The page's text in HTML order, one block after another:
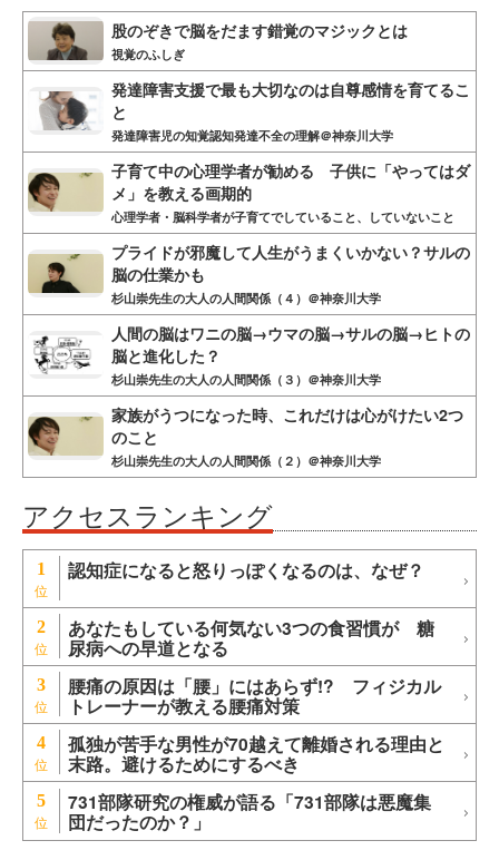
股のぞきで脳をだます錯覚のマジックとは
視覚のふしぎ
発達障害支援で最も大切なのは自尊感情を育てるこ
と
発達障害児の知覚認知発達不全の理解＠神奈川大学
子育て中の心理学者が勧める 子供に「やってはダ
メ」を教える画期的
心理学者・脳科学者が子育てでしていること、していないこと
プライドが邪魔して人生がうまくいかない？サルの
脳の仕業かも
杉山崇先生の大人の人間関係（４）＠神奈川大学
人間の脳はワニの脳→ウマの脳→サルの脳→ヒトの
脳と進化した？
杉山崇先生の大人の人間関係（３）＠神奈川大学
家族がうつになった時、これだけは心がけたい2つ
のこと
杉山崇先生の大人の人間関係（２）＠神奈川大学
アクセスランキング
1 認知症になると怒りっぽくなるのは、なぜ？
2 あなたもしている何気ない3つの食習慣が 糖
尿病への早道となる
3 腰痛の原因は「腰」にはあらず!? フィジカル
トレーナーが教える腰痛対策
4 孤独が苦手な男性が70越えて離婚される理由と
末路。避けるためにするべき
5 731部隊研究の権威が語る「731部隊は悪魔集
団だったのか？」